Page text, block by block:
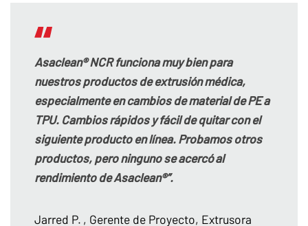
Asaclean® NCR funciona muy bien para
nuestros productos de extrusión médica,
especialmente en cambios de material de PE a
TPU. Cambios rápidos y fácil de quitar con el
siguiente producto en línea. Probamos otros
productos, pero ninguno se acercó al
rendimiento de Asaclean®”.
Jarred P. , Gerente de Proyecto, Extrusora